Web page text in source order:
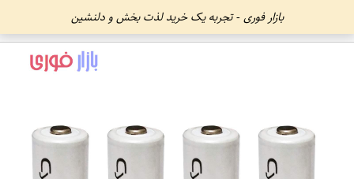
بازار فوری - تجربه یک خرید لذت بخش و دلنشین